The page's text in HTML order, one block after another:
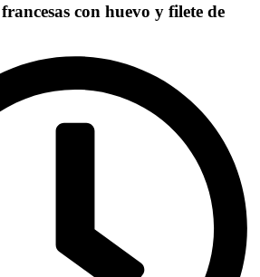
con huevo y filete de